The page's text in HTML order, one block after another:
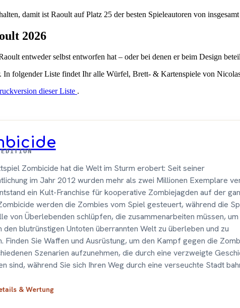
damit ist Raoult auf Platz 25 der besten Spieleautoren von
2026
entweder selbst entworfen hat – oder bei denen er beim Design
folgender Liste findet Ihr alle Würfel, Brett- & Kartenspiele von
dieser Liste .
Zombicide hat die Welt im Sturm erobert: Seit seiner
im Jahr 2012 wurden mehr als zwei Millionen Exemplare
ein Kult-Franchise für kooperative Zombiejagden auf der
werden die Zombies vom Spiel gesteuert, während die
von Überlebenden schlüpfen, die zusammenarbeiten müssen, um
den blutrünstigen Untoten überrannten Welt zu überleben und zu
Finden Sie Waffen und Ausrüstung, um den Kampf gegen die
Szenarien aufzunehmen, die durch eine verzweigte
sind, während Sie sich Ihren Weg durch eine verseuchte Stadt
& Wertung